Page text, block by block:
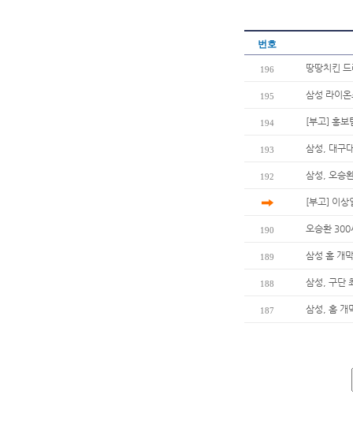
번호
196 땅땅치킨
195 삼성 라이
194 [부고] 홍보
193 삼성, 대구
192 삼성, 오승
[부고] 이상
190 오승환 300
189 삼성 홈 개
188 삼성, 구단
187 삼성, 홈 개